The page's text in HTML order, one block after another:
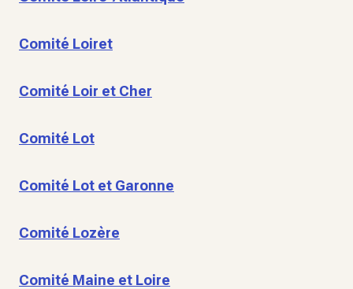
Comité Loiret
Comité Loir et Cher
Comité Lot
Comité Lot et Garonne
Comité Lozère
Comité Maine et Loire